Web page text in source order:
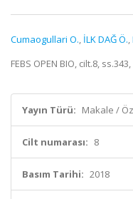
Cumaogullari O., İLK DAĞ Ö.,
FEBS OPEN BIO, cilt.8,
Yayın Türü: Makale /
Cilt numarası: 8
Basım Tarihi: 2018